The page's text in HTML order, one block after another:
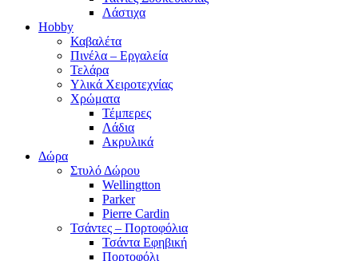
Λάστιχα
Hobby
Καβαλέτα
Πινέλα – Εργαλεία
Τελάρα
Υλικά Χειροτεχνίας
Χρώματα
Τέμπερες
Λάδια
Ακρυλικά
Δώρα
Στυλό Δώρου
Wellingtton
Parker
Pierre Cardin
Τσάντες – Πορτοφόλια
Τσάντα Εφηβική
Πορτοφόλι